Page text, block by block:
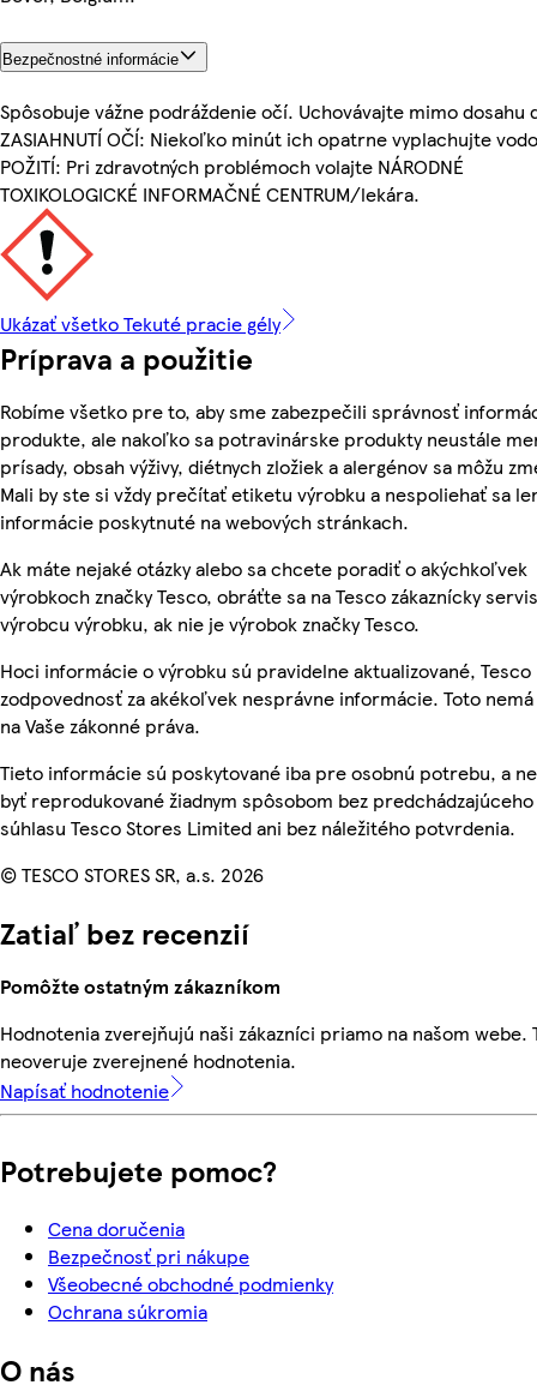
Bezpečnostné informácie
Spôsobuje vážne podráždenie očí. Uchovávajte mimo dosahu
ZASIAHNUTÍ OČÍ: Niekoľko minút ich opatrne vyplachujte
POŽITÍ: Pri zdravotných problémoch volajte NÁRODNÉ
TOXIKOLOGICKÉ INFORMAČNÉ CENTRUM/lekára.
Ukázať všetko Tekuté pracie gély
Príprava a použitie
Robíme všetko pre to, aby sme zabezpečili správnosť
produkte, ale nakoľko sa potravinárske produkty neustále
prísady, obsah výživy, diétnych zložiek a alergénov sa môžu
Mali by ste si vždy prečítať etiketu výrobku a nespoliehať sa
informácie poskytnuté na webových stránkach.
Ak máte nejaké otázky alebo sa chcete poradiť o akýchkoľvek
výrobkoch značky Tesco, obráťte sa na Tesco zákaznícky
výrobcu výrobku, ak nie je výrobok značky Tesco.
Hoci informácie o výrobku sú pravidelne aktualizované, Tesco
zodpovednosť za akékoľvek nesprávne informácie. Toto
na Vaše zákonné práva.
Tieto informácie sú poskytované iba pre osobnú potrebu, a
byť reprodukované žiadnym spôsobom bez predchádzajúceho
súhlasu Tesco Stores Limited ani bez náležitého potvrdenia.
© TESCO STORES SR, a.s. 2026
Zatiaľ bez recenzií
Pomôžte ostatným zákazníkom
Hodnotenia zverejňujú naši zákazníci priamo na našom webe.
neoveruje zverejnené hodnotenia.
Napísať hodnotenie
Potrebujete pomoc?
Cena doručenia
Bezpečnosť pri nákupe
Všeobecné obchodné podmienky
Ochrana súkromia
O nás